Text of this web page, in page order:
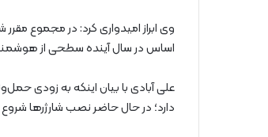
اساس در سال آینده سطحی از
علی آبادی با بیان اینکه به زودی
دارد؛ در حال حاضر نصب شارژرها